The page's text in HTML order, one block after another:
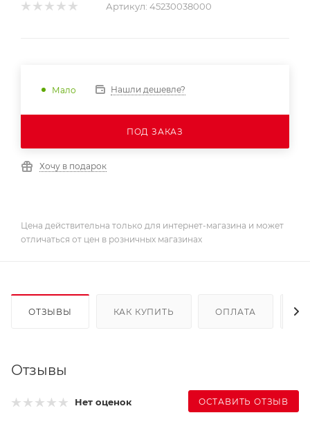
Артикул: 45230038000
Мало Нашли дешевле?
ПОД ЗАКАЗ
Хочу в подарок
Цена действительна только для интернет-магазина и может
отличаться от цен в розничных магазинах
ОТЗЫВЫ КАК КУПИТЬ ОПЛАТА
Отзывы
Нет оценок ОСТАВИТЬ ОТЗЫВ